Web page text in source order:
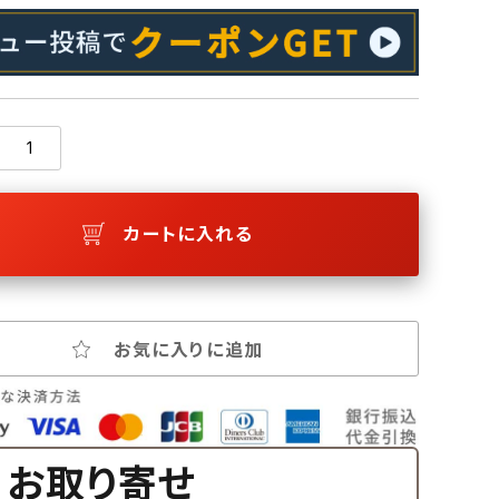
カートに入れる
お気に入りに追加
お取り寄せ